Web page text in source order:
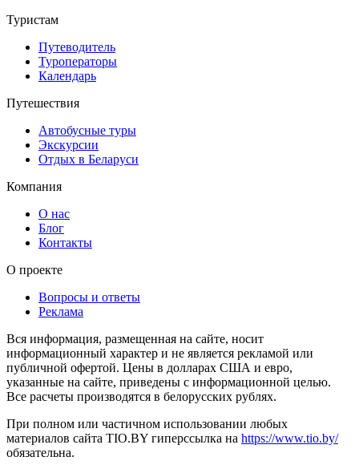
Туристам
Путеводитель
Туроператоры
Календарь
Путешествия
Автобусные туры
Экскурсии
Отдых в Беларуси
Компания
О нас
Блог
Контакты
О проекте
Вопросы и ответы
Реклама
Вся информация, размещенная на сайте, носит
информационный характер и не является рекламой или
публичной офертой. Цены в долларах США и евро,
указанные на сайте, приведены с информационной целью.
Все расчеты производятся в белорусских рублях.
При полном или частичном использовании любых
материалов сайта TIO.BY гиперссылка на https://www.tio.by/
обязательна.